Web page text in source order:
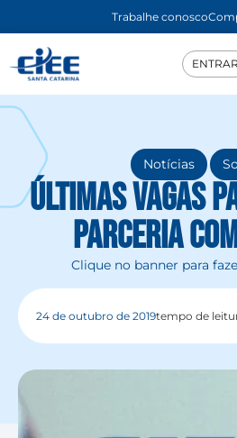
Trabalhe conosco
ENTRAR
Notícias ,
Últimas vagas
parceria com
Clique no banner para
24 de outubro de 2019tempo de